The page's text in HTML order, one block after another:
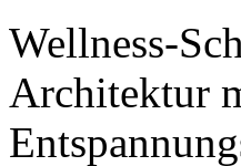
Wellness-
Architektur